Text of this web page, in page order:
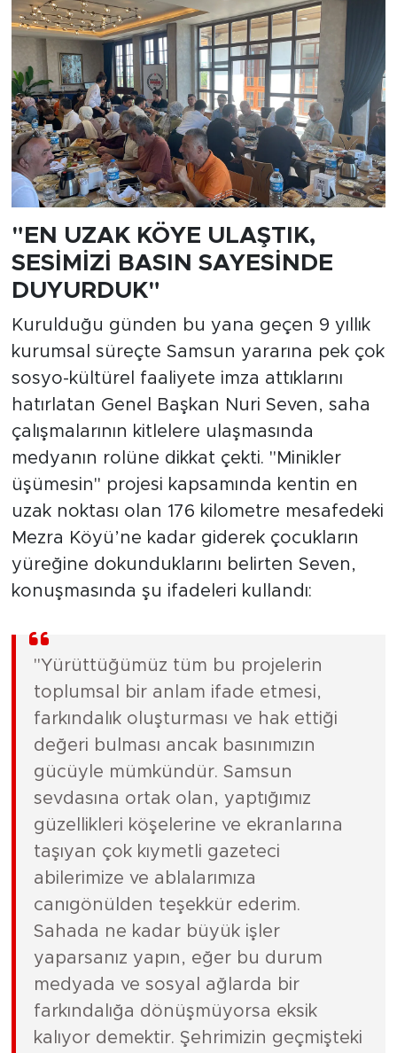
"EN UZAK KÖYE ULAŞTIK,
SESİMİZİ BASIN SAYESİNDE
DUYURDUK"
Kurulduğu günden bu yana geçen 9 yıllık
kurumsal süreçte Samsun yararına pek çok
sosyo-kültürel faaliyete imza attıklarını
hatırlatan Genel Başkan Nuri Seven, saha
çalışmalarının kitlelere ulaşmasında
medyanın rolüne dikkat çekti. "Minikler
üşümesin" projesi kapsamında kentin en
uzak noktası olan 176 kilometre mesafedeki
Mezra Köyü’ne kadar giderek çocukların
yüreğine dokunduklarını belirten Seven,
konuşmasında şu ifadeleri kullandı:
"Yürüttüğümüz tüm bu projelerin
toplumsal bir anlam ifade etmesi,
farkındalık oluşturması ve hak ettiği
değeri bulması ancak basınımızın
gücüyle mümkündür. Samsun
sevdasına ortak olan, yaptığımız
güzellikleri köşelerine ve ekranlarına
taşıyan çok kıymetli gazeteci
abilerimize ve ablalarımıza
canıgönülden teşekkür ederim.
Sahada ne kadar büyük işler
yaparsanız yapın, eğer bu durum
medyada ve sosyal ağlarda bir
farkındalığa dönüşmüyorsa eksik
kalıyor demektir. Şehrimizin geçmişteki